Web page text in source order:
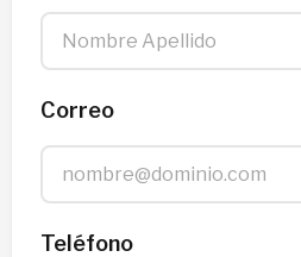
Correo
Teléfono